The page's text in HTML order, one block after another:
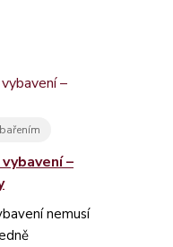
–
nemusí